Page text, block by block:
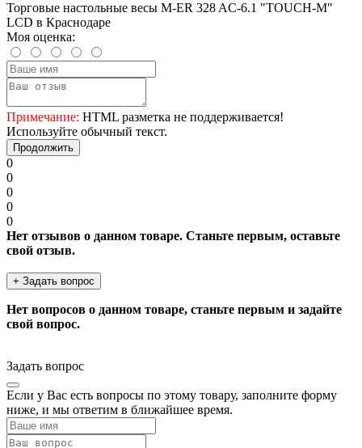
Торговые настольные весы M-ER 328 AC-6.1 "TOUCH-M"
LCD в Краснодаре
Моя оценка:
Примечание: HTML разметка не поддерживается!
Используйте обычный текст.
Продолжить
0
0
0
0
0
Нет отзывов о данном товаре. Станьте первым, оставьте
свой отзыв.
+ Задать вопрос
Нет вопросов о данном товаре, станьте первым и задайте
свой вопрос.
Задать вопрос
Если у Вас есть вопросы по этому товару, заполните форму
ниже, и мы ответим в ближайшее время.